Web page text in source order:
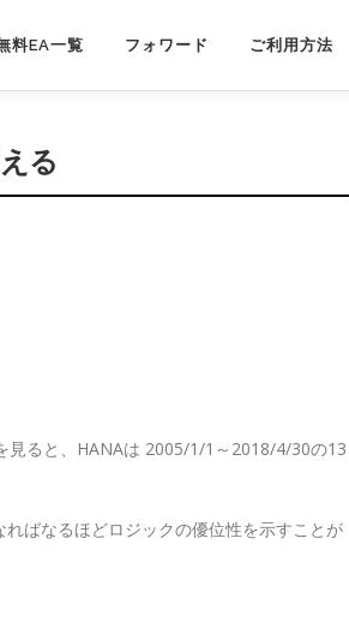
料EA一覧 フォワード ご利用方法
る
見ると、HANAは 2005/1/1～2018/4/30の13
ばなるほどロジックの優位性を示すことが